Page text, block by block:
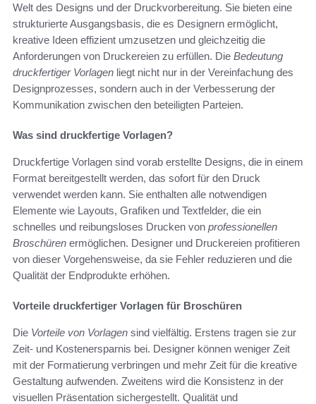
Welt des Designs und der Druckvorbereitung. Sie bieten eine
strukturierte Ausgangsbasis, die es Designern ermöglicht,
kreative Ideen effizient umzusetzen und gleichzeitig die
Anforderungen von Druckereien zu erfüllen. Die Bedeutung
druckfertiger Vorlagen liegt nicht nur in der Vereinfachung des
Designprozesses, sondern auch in der Verbesserung der
Kommunikation zwischen den beteiligten Parteien.
Was sind druckfertige Vorlagen?
Druckfertige Vorlagen sind vorab erstellte Designs, die in einem
Format bereitgestellt werden, das sofort für den Druck
verwendet werden kann. Sie enthalten alle notwendigen
Elemente wie Layouts, Grafiken und Textfelder, die ein
schnelles und reibungsloses Drucken von professionellen
Broschüren ermöglichen. Designer und Druckereien profitieren
von dieser Vorgehensweise, da sie Fehler reduzieren und die
Qualität der Endprodukte erhöhen.
Vorteile druckfertiger Vorlagen für Broschüren
Die Vorteile von Vorlagen sind vielfältig. Erstens tragen sie zur
Zeit- und Kostenersparnis bei. Designer können weniger Zeit
mit der Formatierung verbringen und mehr Zeit für die kreative
Gestaltung aufwenden. Zweitens wird die Konsistenz in der
visuellen Präsentation sichergestellt. Qualität und